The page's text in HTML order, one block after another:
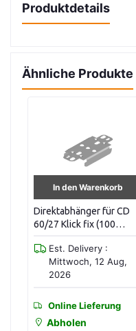
Produktdetails
Ähnliche Produkte
In den Warenkorb
Direktabhänger für CD
60/27 Klick fix (100
Est. Delivery :
Mittwoch, 12 Aug,
2026
Online Lieferung
Abholen